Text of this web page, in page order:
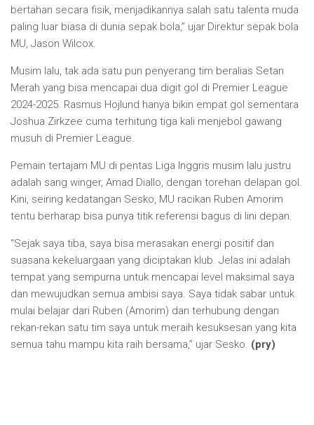
bertahan secara fisik, menjadikannya salah satu talenta muda
paling luar biasa di dunia sepak bola,” ujar Direktur sepak bola
MU, Jason Wilcox.
Musim lalu, tak ada satu pun penyerang tim beralias Setan
Merah yang bisa mencapai dua digit gol di Premier League
2024-2025. Rasmus Hojlund hanya bikin empat gol sementara
Joshua Zirkzee cuma terhitung tiga kali menjebol gawang
musuh di Premier League.
Pemain tertajam MU di pentas Liga Inggris musim lalu justru
adalah sang winger, Amad Diallo, dengan torehan delapan gol.
Kini, seiring kedatangan Sesko, MU racikan Ruben Amorim
tentu berharap bisa punya titik referensi bagus di lini depan.
“Sejak saya tiba, saya bisa merasakan energi positif dan
suasana kekeluargaan yang diciptakan klub. Jelas ini adalah
tempat yang sempurna untuk mencapai level maksimal saya
dan mewujudkan semua ambisi saya. Saya tidak sabar untuk
mulai belajar dari Ruben (Amorim) dan terhubung dengan
rekan-rekan satu tim saya untuk meraih kesuksesan yang kita
semua tahu mampu kita raih bersama,” ujar Sesko. (pry)